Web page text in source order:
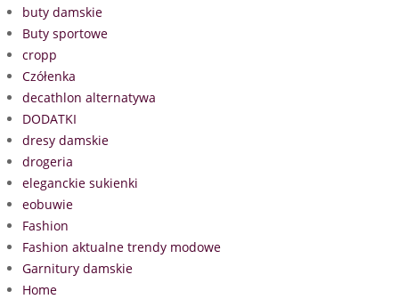
buty damskie
Buty sportowe
cropp
Czółenka
decathlon alternatywa
DODATKI
dresy damskie
drogeria
eleganckie sukienki
eobuwie
Fashion
Fashion aktualne trendy modowe
Garnitury damskie
Home